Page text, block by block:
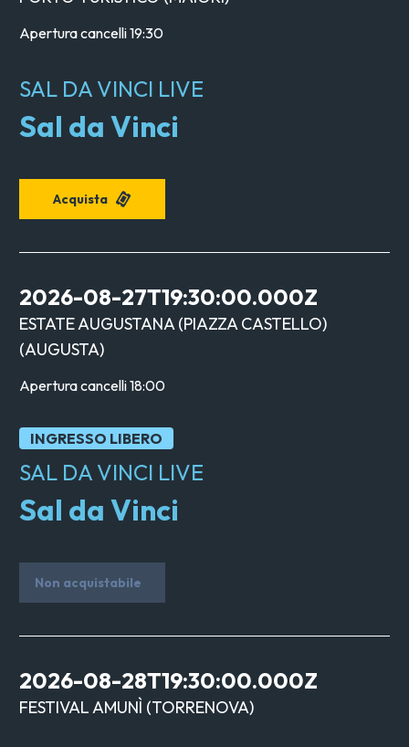
Apertura cancelli19:30
SAL DA VINCI LIVE
Sal da Vinci
Acquista
2026-08-27T19:30:00.000Z
ESTATE AUGUSTANA (PIAZZA CASTELLO)
(AUGUSTA)
Apertura cancelli18:00
INGRESSO LIBERO
SAL DA VINCI LIVE
Sal da Vinci
Non acquistabile
2026-08-28T19:30:00.000Z
FESTIVAL AMUNÌ (TORRENOVA)